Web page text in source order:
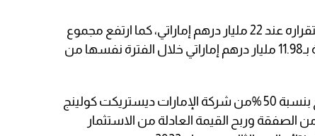
وحافظ إجمالي أصول المجموعة على استقراره عند 22 مليار درهم إماراتي، كما ارتفع مجموع
حقوق الملكية إلى 12.1 مليار درهم، مقارنة بـ11.98 مليار درهم إماراتي خلال الفترة نفسها من
وكانت المجموعة قد أكملت صفقة تخارج بنسبة 50 %من شركة الإمارات ديستريكت كولينج
الصفقة وربح القيمة العادلة من الاستثمار